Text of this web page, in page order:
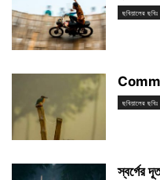
ছবিয়ালের ছবিঃ
ছবিয়ালের ছবিঃ
স্বর্গের দূত